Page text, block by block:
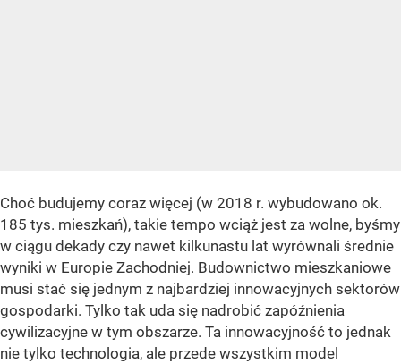
Choć budujemy coraz więcej (w 2018 r. wybudowano ok.
185 tys. mieszkań), takie tempo wciąż jest za wolne, byśmy
w ciągu dekady czy nawet kilkunastu lat wyrównali średnie
wyniki w Europie Zachodniej. Budownictwo mieszkaniowe
musi stać się jednym z najbardziej innowacyjnych sektorów
gospodarki. Tylko tak uda się nadrobić zapóźnienia
cywilizacyjne w tym obszarze. Ta innowacyjność to jednak
nie tylko technologia, ale przede wszystkim model